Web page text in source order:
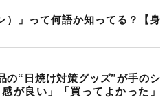
）」って何語か知ってる？【身
の“日焼け対策グッズ”が手のシ
が良い」「買ってよかった」